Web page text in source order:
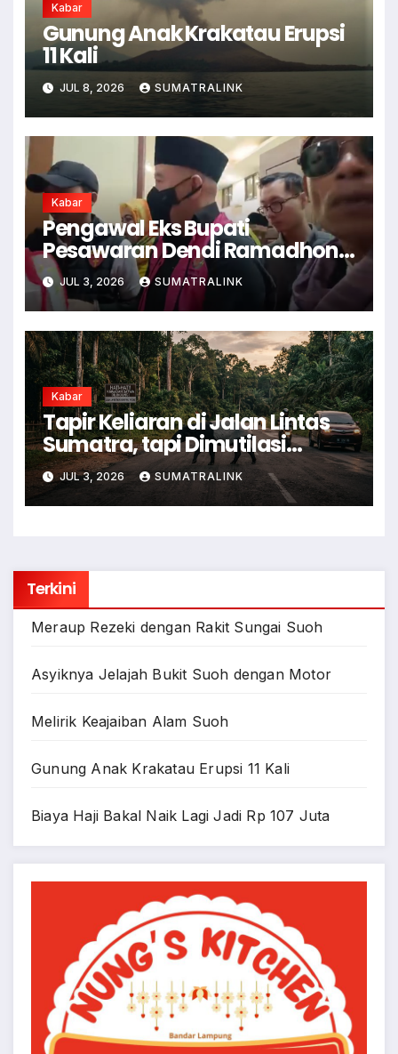
Kabar
Gunung Anak Krakatau Erupsi
11 Kali
JUL 8, 2026 SUMATRALINK
Kabar
Pengawal Eks Bupati
Pesawaran Dendi Ramadhona
Pukul Kamera Wartawan
JUL 3, 2026 SUMATRALINK
Kabar
Tapir Keliaran di Jalan Lintas
Sumatra, tapi Dimutilasi
Warga
JUL 3, 2026 SUMATRALINK
Terkini
Meraup Rezeki dengan Rakit Sungai Suoh
Asyiknya Jelajah Bukit Suoh dengan Motor
Melirik Keajaiban Alam Suoh
Gunung Anak Krakatau Erupsi 11 Kali
Biaya Haji Bakal Naik Lagi Jadi Rp 107 Juta